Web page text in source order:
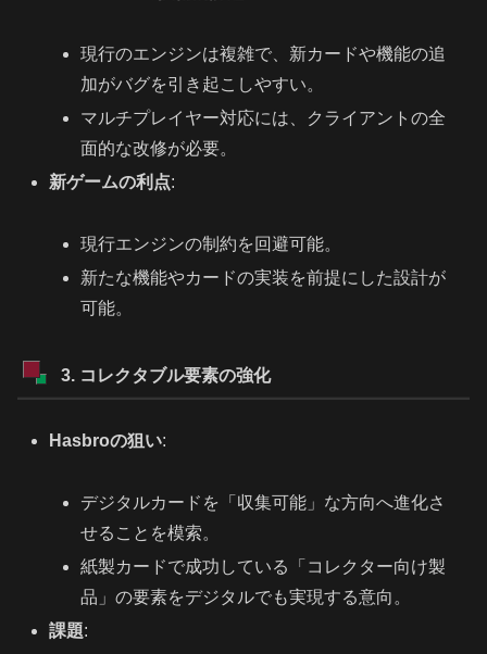
現行のエンジンは複雑で、新カードや機能の追
加がバグを引き起こしやすい。
マルチプレイヤー対応には、クライアントの全
面的な改修が必要。
新ゲームの利点:
現行エンジンの制約を回避可能。
新たな機能やカードの実装を前提にした設計が
可能。
3. コレクタブル要素の強化
Hasbroの狙い:
デジタルカードを「収集可能」な方向へ進化さ
せることを模索。
紙製カードで成功している「コレクター向け製
品」の要素をデジタルでも実現する意向。
課題: